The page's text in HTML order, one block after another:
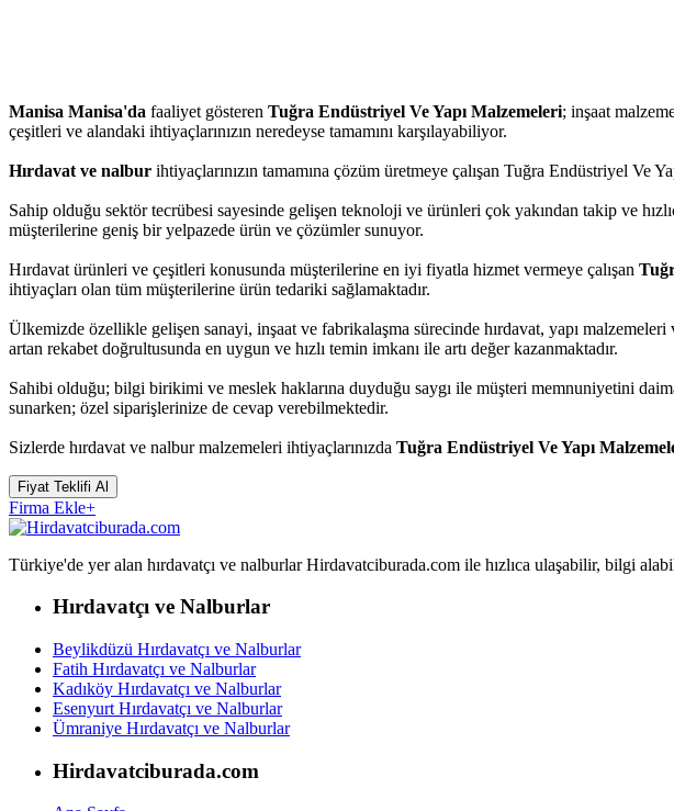
Manisa Manisa'da faaliyet gösteren Tuğra Endüstriyel Ve Yapı Malzemeleri; inşaat
çeşitleri ve alandaki ihtiyaçlarınızın neredeyse tamamını karşılayabiliyor.
Hırdavat ve nalbur ihtiyaçlarınızın tamamına çözüm üretmeye çalışan Tuğra Endüstriyel Ve
Sahip olduğu sektör tecrübesi sayesinde gelişen teknoloji ve ürünleri çok yakından takip ve
müşterilerine geniş bir yelpazede ürün ve çözümler sunuyor.
Hırdavat ürünleri ve çeşitleri konusunda müşterilerine en iyi fiyatla hizmet vermeye çalışan
ihtiyaçları olan tüm müşterilerine ürün tedariki sağlamaktadır.
Ülkemizde özellikle gelişen sanayi, inşaat ve fabrikalaşma sürecinde hırdavat, yapı
artan rekabet doğrultusunda en uygun ve hızlı temin imkanı ile artı değer kazanmaktadır.
Sahibi olduğu; bilgi birikimi ve meslek haklarına duyduğu saygı ile müşteri memnuniyetini
sunarken; özel siparişlerinize de cevap verebilmektedir.
Sizlerde hırdavat ve nalbur malzemeleri ihtiyaçlarınızda Tuğra Endüstriyel Ve Yapı
Fiyat Teklifi Al
Firma Ekle+
Türkiye'de yer alan hırdavatçı ve nalburlar Hirdavatciburada.com ile hızlıca ulaşabilir, bilgi
Hırdavatçı ve Nalburlar
Beylikdüzü Hırdavatçı ve Nalburlar
Fatih Hırdavatçı ve Nalburlar
Kadıköy Hırdavatçı ve Nalburlar
Esenyurt Hırdavatçı ve Nalburlar
Ümraniye Hırdavatçı ve Nalburlar
Hirdavatciburada.com